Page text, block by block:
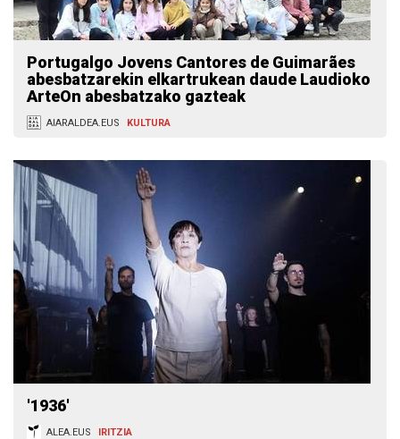
Portugalgo Jovens Cantores de Guimarães
abesbatzarekin elkartrukean daude Laudioko
ArteOn abesbatzako gazteak
AIARALDEA.EUS KULTURA
'1936'
ALEA.EUS IRITZIA